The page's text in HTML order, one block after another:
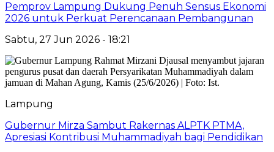
Pemprov Lampung Dukung Penuh Sensus Ekonomi
2026 untuk Perkuat Perencanaan Pembangunan
Sabtu, 27 Jun 2026 - 18:21
Lampung
Gubernur Mirza Sambut Rakernas ALPTK PTMA,
Apresiasi Kontribusi Muhammadiyah bagi Pendidikan